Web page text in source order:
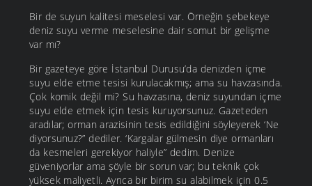
Bir de suyun kalitesi meselesi var. Örneğin şebekeye
deniz suyu verme meselesine dair somut bir gelişme
var mı?
Bir gazeteye göre İstanbul Durusu’da denizden içme
suyu elde etme tesisi kurulacakmış; ama su havzasında.
Çok komik değil mi? Su havzasına, deniz suyundan içme
suyu elde etmek için tesis kuruyorsunuz. Gazeteden
aradılar; orman arazisinin tesis edildiğini söyleyerek ‘Ne
diyorsunuz?” dediler. ‘Kargalar gülmesin diye ormanları
da kesmeleri gerekiyor haliyle” dedim. Denize
güveniyorlar ama şöyle bir sorun var; bu teknik çok
yüksek maliyetli. Ayrıca bir birim su alabilmek için 0.5